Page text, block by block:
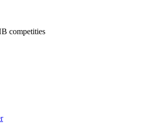
competities